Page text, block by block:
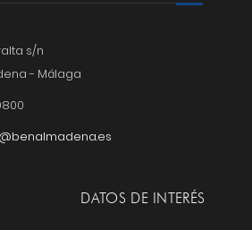
s/n
- Málaga
DATOS DE INTERÉS